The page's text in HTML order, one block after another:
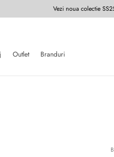
Vezi noua colectie
Outlet Branduri